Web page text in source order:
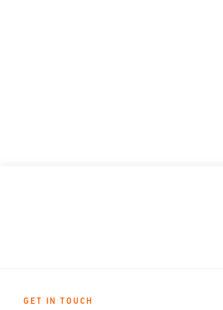
GET IN TOUCH